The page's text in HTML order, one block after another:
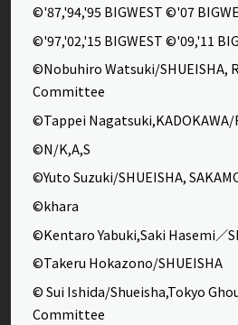
©'87,'94,'95 BIGWEST ©'07
©'97,'02,'15 BIGWEST ©'09,'11
©Nobuhiro Watsuki/SHUEISHA,
Committee
©Tappei Nagatsuki,KADOKAWA/
©N/K,A,S
©Yuto Suzuki/SHUEISHA,
©khara
©Kentaro Yabuki,Saki Hasemi／
©Takeru Hokazono/SHUEISHA
© Sui Ishida/Shueisha,Tokyo
Committee